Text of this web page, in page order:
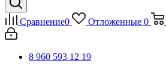
Сравнение0 Отложенные 0
8 960 593 12 19